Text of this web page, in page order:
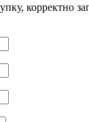
корректно